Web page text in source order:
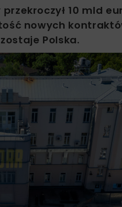
10 mld
nowych
Polska.